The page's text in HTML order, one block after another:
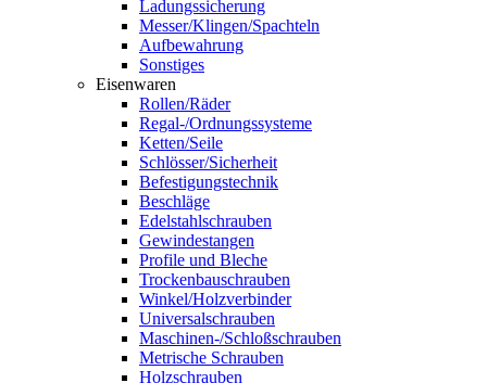
Ladungssicherung
Messer/Klingen/Spachteln
Aufbewahrung
Sonstiges
Eisenwaren
Rollen/Räder
Regal-/Ordnungssysteme
Ketten/Seile
Schlösser/Sicherheit
Befestigungstechnik
Beschläge
Edelstahlschrauben
Gewindestangen
Profile und Bleche
Trockenbauschrauben
Winkel/Holzverbinder
Universalschrauben
Maschinen-/Schloßschrauben
Metrische Schrauben
Holzschrauben